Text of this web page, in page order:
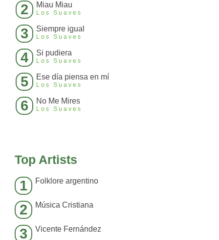
2 Miau Miau
Los Suaves
3 Siempre igual
Los Suaves
4 Si pudiera
Los Suaves
5 Ese día piensa en mí
Los Suaves
6 No Me Mires
Los Suaves
Top Artists
1 Folklore argentino
2 Música Cristiana
3 Vicente Fernández